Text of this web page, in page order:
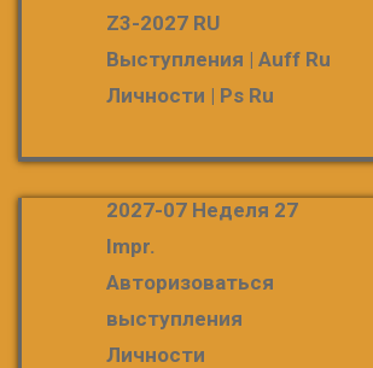
Z3-2027 RU
Выступления | Auff Ru
Личности | Ps Ru
2027-07 Неделя 27
Impr.
Авторизоваться
выступления
Личности